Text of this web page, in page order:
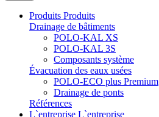
Produits Produits
Drainage de bâtiments
POLO-KAL XS
POLO-KAL 3S
Composants système
Évacuation des eaux usées
POLO-ECO plus Premium
Drainage de ponts
Références
L`entreprise L`entreprise